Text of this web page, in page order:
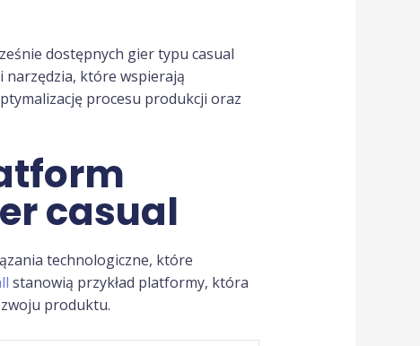
dostępnych gier typu casual
które wspierają
procesu produkcji oraz
casual
technologiczne, które
stanowią przykład platformy, która
produktu.